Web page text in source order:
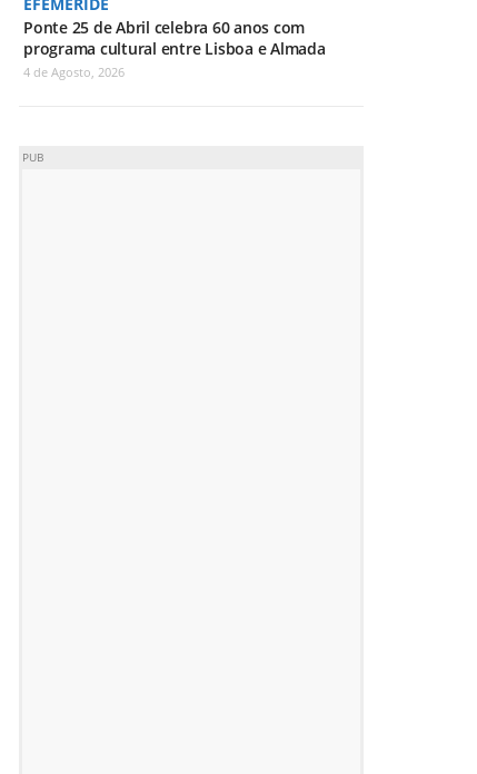
Ponte 25 de Abril celebra 60 anos com
programa cultural entre Lisboa e Almada
4 de Agosto, 2026
PUB